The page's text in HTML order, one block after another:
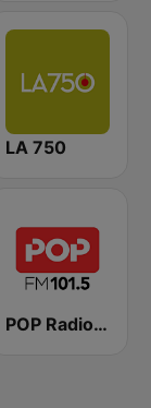
LA 750
POP Radio 101.5